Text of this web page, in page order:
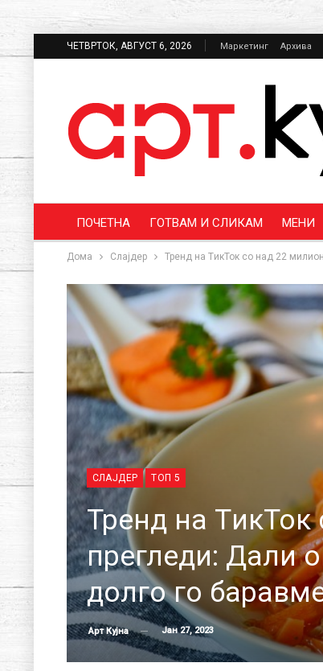
ЧЕТВРТОК, АВГУСТ 6, 2026 Маркетинг Архива
ПОЧЕТНА ГОТВАМ И СЛИКАМ МЕНИ
Дома Слајдер Тренд на TикТок со над 22
СЛАЈДЕР ТОП 5
Тренд на
прегледи: Дали
долго го
Арт Кујна Јан 27, 2023